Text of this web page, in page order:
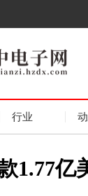
行业
1.77亿